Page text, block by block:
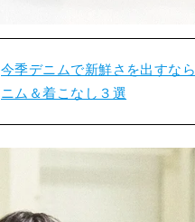
今季デニムで新鮮さを出すな
ニム＆着こなし３選